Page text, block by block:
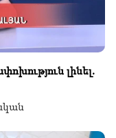
լինել.